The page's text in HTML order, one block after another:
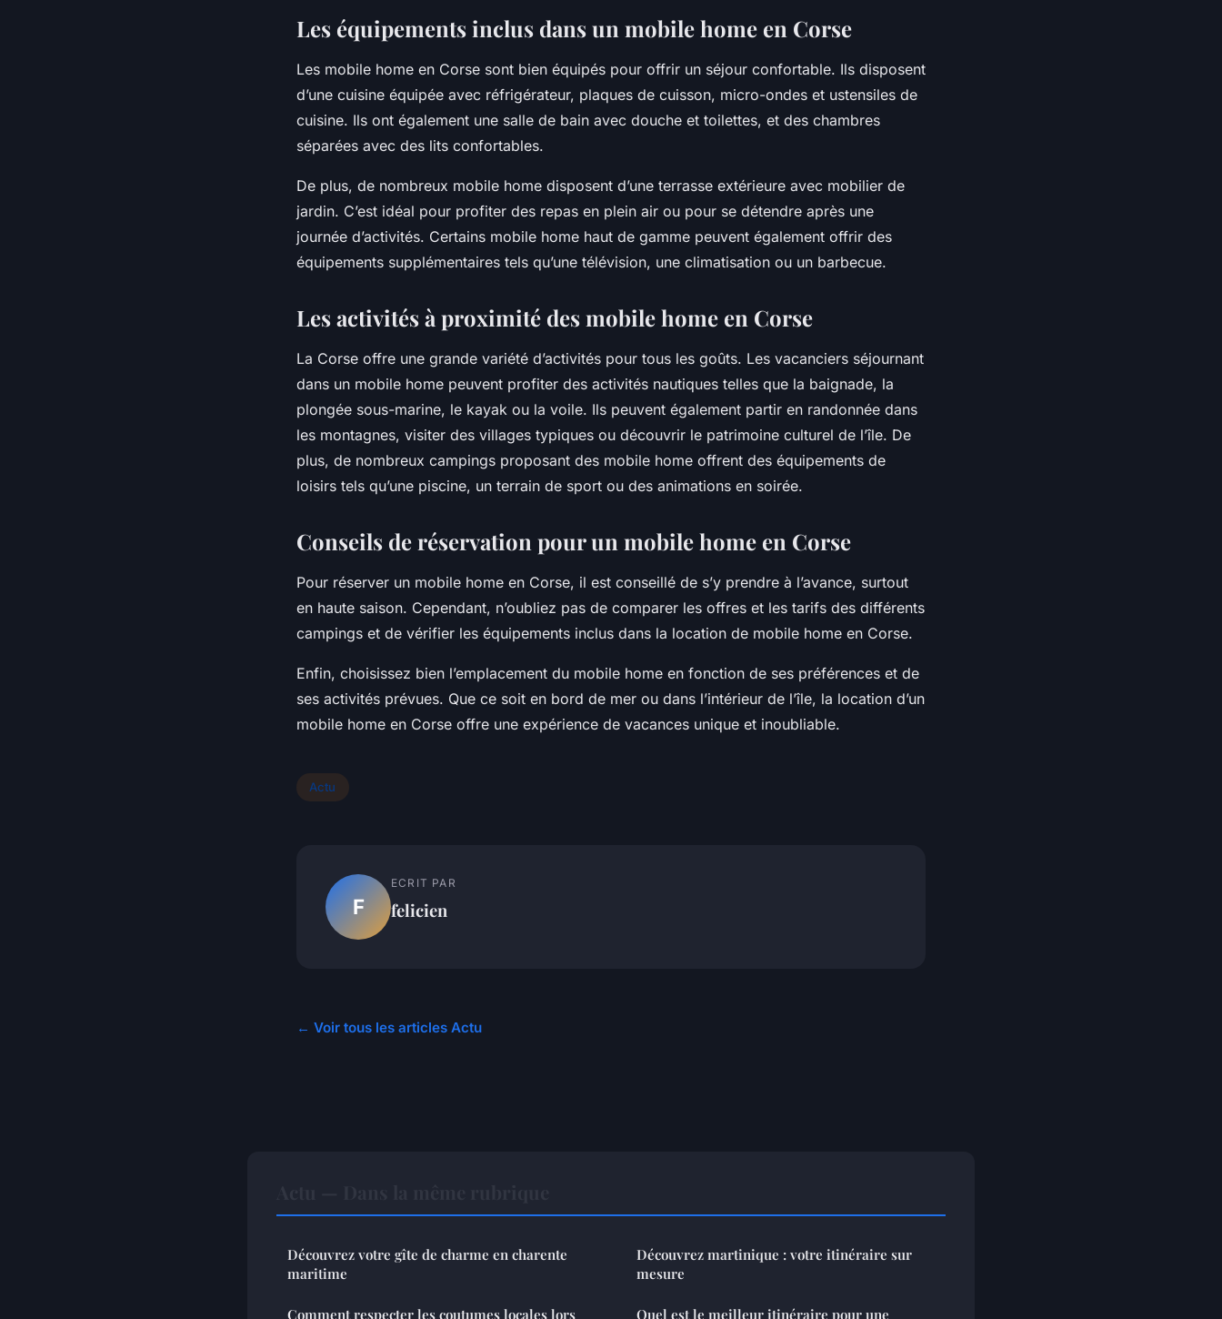
Les équipements inclus dans un mobile home en Corse
Les mobile home en Corse sont bien équipés pour offrir un séjour confortable. Ils disposent
d’une cuisine équipée avec réfrigérateur, plaques de cuisson, micro-ondes et ustensiles de
cuisine. Ils ont également une salle de bain avec douche et toilettes, et des chambres
séparées avec des lits confortables.
De plus, de nombreux mobile home disposent d’une terrasse extérieure avec mobilier de
jardin. C’est idéal pour profiter des repas en plein air ou pour se détendre après une
journée d’activités. Certains mobile home haut de gamme peuvent également offrir des
équipements supplémentaires tels qu’une télévision, une climatisation ou un barbecue.
Les activités à proximité des mobile home en Corse
La Corse offre une grande variété d’activités pour tous les goûts. Les vacanciers séjournant
dans un mobile home peuvent profiter des activités nautiques telles que la baignade, la
plongée sous-marine, le kayak ou la voile. Ils peuvent également partir en randonnée dans
les montagnes, visiter des villages typiques ou découvrir le patrimoine culturel de l’île. De
plus, de nombreux campings proposant des mobile home offrent des équipements de
loisirs tels qu’une piscine, un terrain de sport ou des animations en soirée.
Conseils de réservation pour un mobile home en Corse
Pour réserver un mobile home en Corse, il est conseillé de s’y prendre à l’avance, surtout
en haute saison. Cependant, n’oubliez pas de comparer les offres et les tarifs des différents
campings et de vérifier les équipements inclus dans la location de mobile home en Corse.
Enfin, choisissez bien l’emplacement du mobile home en fonction de ses préférences et de
ses activités prévues. Que ce soit en bord de mer ou dans l’intérieur de l’île, la location d’un
mobile home en Corse offre une expérience de vacances unique et inoubliable.
Actu
F
ECRIT PAR
felicien
← Voir tous les articles Actu
Découvrez votre gîte de charme en charente
maritime
Comment respecter les coutumes locales lors
Découvrez martinique : votre itinéraire sur
mesure
Quel est le meilleur itinéraire pour une